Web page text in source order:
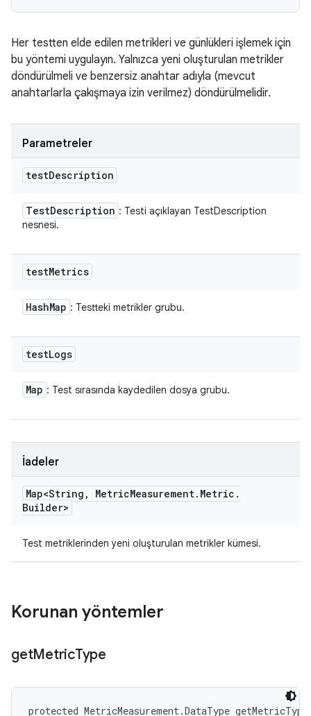
Her testten elde edilen metrikleri ve günlükleri işlemek için
bu yöntemi uygulayın. Yalnızca yeni oluşturulan metrikler
döndürülmeli ve benzersiz anahtar adıyla (mevcut
anahtarlarla çakışmaya izin verilmez) döndürülmelidir.
Parametreler
testDescription
TestDescription : Testi açıklayan TestDescription
nesnesi.
testMetrics
HashMap : Testteki metrikler grubu.
testLogs
Map : Test sırasında kaydedilen dosya grubu.
İadeler
Map<String , MetricMeasurement. Metric .
Builder>
Test metriklerinden yeni oluşturulan metrikler kümesi.
Korunan yöntemler
getMetricType
protected MetricMeasurement.DataType